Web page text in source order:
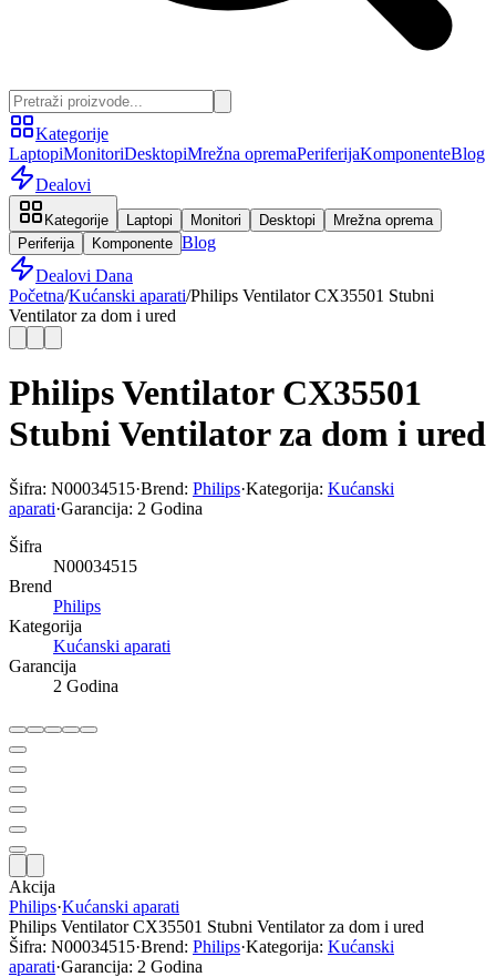
Kategorije
LaptopiMonitoriDesktopiMrežna opremaPeriferijaKomponenteBlog
Dealovi
Kategorije Laptopi Monitori Desktopi
Mrežna oprema
Periferija
Komponente Blog
Dealovi Dana
Početna/Kućanski aparati/Philips Ventilator CX35501 Stubni
Ventilator za dom i ured
Philips Ventilator CX35501
Stubni Ventilator za dom i ured
Šifra: N00034515·Brend: Philips·Kategorija: Kućanski
aparati·Garancija: 2 Godina
Šifra
N00034515
Brend
Philips
Kategorija
Kućanski aparati
Garancija
2 Godina
Akcija
Philips·Kućanski aparati
Philips Ventilator CX35501 Stubni Ventilator za dom i ured
Šifra: N00034515·Brend: Philips·Kategorija: Kućanski
aparati·Garancija: 2 Godina